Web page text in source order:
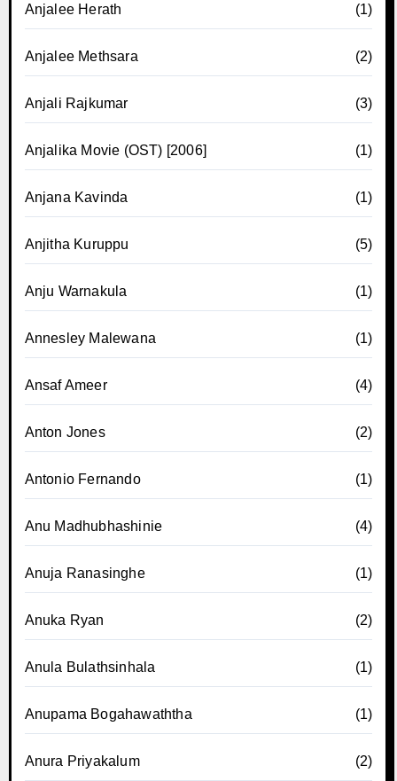
Anjalee Herath (1)
Anjalee Methsara (2)
Anjali Rajkumar (3)
Anjalika Movie (OST) [2006] (1)
Anjana Kavinda (1)
Anjitha Kuruppu (5)
Anju Warnakula (1)
Annesley Malewana (1)
Ansaf Ameer (4)
Anton Jones (2)
Antonio Fernando (1)
Anu Madhubhashinie (4)
Anuja Ranasinghe (1)
Anuka Ryan (2)
Anula Bulathsinhala (1)
Anupama Bogahawaththa (1)
Anura Priyakalum (2)